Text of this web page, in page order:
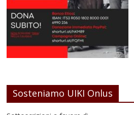
Sosteniamo UIKI Onlus